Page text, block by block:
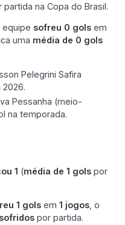
partida na Copa do Brasil.
equipe sofreu 0 gols em
uma média de 0 gols
Pelegrini Safira
Pessanha (meio-
na temporada.
1 (média de 1 gols por
1 gols em1 jogos , o
por partida.